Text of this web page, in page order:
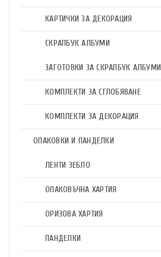
КАРТИЧКИ ЗА ДЕКОРАЦИЯ
СКРАПБУК АЛБУМИ
ЗАГОТОВКИ ЗА СКРАПБУК АЛБУМИ
КОМПЛЕКТИ ЗА СГЛОБЯВАНЕ
КОМПЛЕКТИ ЗА ДЕКОРАЦИЯ
ОПАКОВКИ И ПАНДЕЛКИ
ЛЕНТИ ЗЕБЛО
ОПАКОВЪЧНА ХАРТИЯ
ОРИЗОВА ХАРТИЯ
ПАНДЕЛКИ